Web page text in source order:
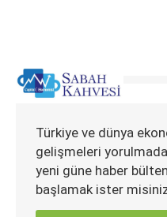
Türkiye ve dünya
gelişmeleri
yeni güne haber
başlamak ister